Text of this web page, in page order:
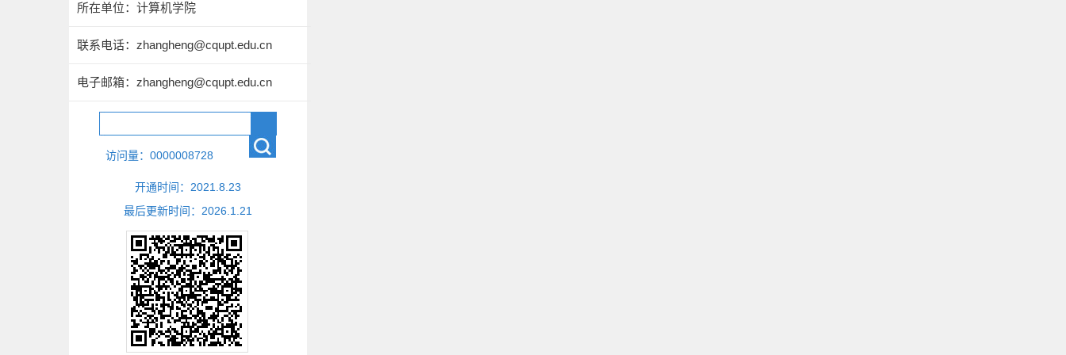
所在单位：计算机学院
联系电话：zhangheng@cqupt.edu.cn
电子邮箱： zhangheng@cqupt.edu.cn
访问量： 0000008728
开通时间： 2021 8 23
最后更新时间： 2026 1 21